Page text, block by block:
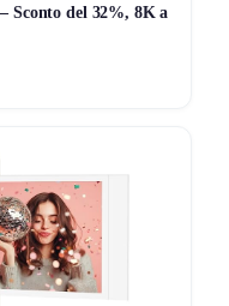
Sconto del 32%, 8K a